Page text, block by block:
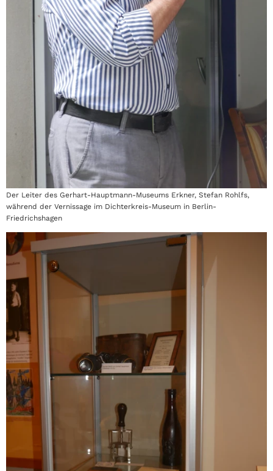
Der Leiter des Gerhart-Hauptmann-Museums Erkner, Stefan Rohlfs,
während der Vernissage im Dichterkreis-Museum in Berlin-
Friedrichshagen